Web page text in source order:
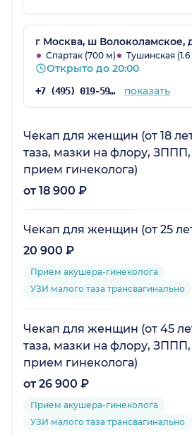
г Москва, ш Волоколамское, д
Спартак (700 м) Тушинская
Открыто до 20:00
+7 (495) 019-59-55 показать
Чекап для женщин (от 18
таза, мазки на флору, ЗППП,
прием гинеколога)
от 18 900 ₽
Чекап для женщин (от 25
20 900 ₽
Прием акушера-гинеколога
УЗИ малого таза трансвагинально
Чекап для женщин (от 45
таза, мазки на флору, ЗППП,
прием гинеколога)
от 26 900 ₽
Прием акушера-гинеколога
УЗИ малого таза трансвагинально